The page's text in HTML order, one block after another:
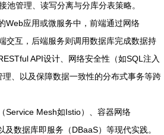
池管理、读写分离与分库分表策略。
Web应用或微服务中，前端通过网络
交互，后端服务则调用数据库完成数据持
API设计、网络安全性（如SQL注入
、以及保障数据一致性的分布式事务等跨
Service Mesh如Istio）、容器网络
及数据库即服务（DBaaS）等现代实践。